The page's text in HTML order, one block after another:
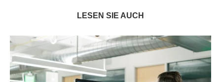
LESEN SIE AUCH